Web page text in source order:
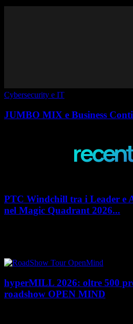
Cybersecurity e IT
JUMBO MIX e Business
PTC Windchill tra i Leader e
nel Magic Quadrant 2026...
hyperMILL 2026: oltre 500
roadshow OPEN MIND